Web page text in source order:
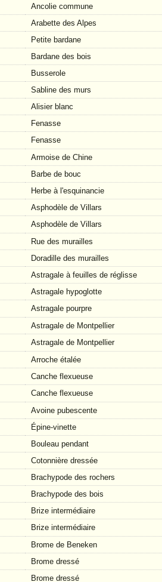
Ancolie commune
Arabette des Alpes
Petite bardane
Bardane des bois
Busserole
Sabline des murs
Alisier blanc
Fenasse
Fenasse
Armoise de Chine
Barbe de bouc
Herbe à l'esquinancie
Asphodèle de Villars
Asphodèle de Villars
Rue des murailles
Doradille des murailles
Astragale à feuilles de réglisse
Astragale hypoglotte
Astragale pourpre
Astragale de Montpellier
Astragale de Montpellier
Arroche étalée
Canche flexueuse
Canche flexueuse
Avoine pubescente
Épine-vinette
Bouleau pendant
Cotonnière dressée
Brachypode des rochers
Brachypode des bois
Brize intermédiaire
Brize intermédiaire
Brome de Beneken
Brome dressé
Brome dressé